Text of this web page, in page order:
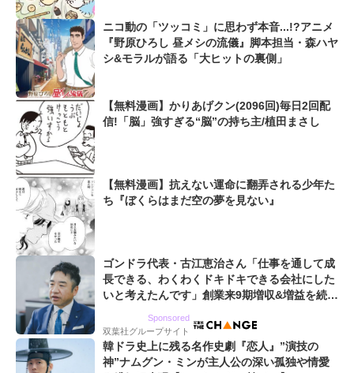
ニコ動の「ツッコミ」に思わず本音...!?アニメ
『野原ひろし 昼メシの流儀』脚本担当・森ハヤ
シ&モラルが語る「大ヒットの裏側」
【無料漫画】かりあげクン(2096回)毎日2回配
信!「脳」強すぎる“脳”の持ち主/植田まさし
【無料漫画】抗えない運命に翻弄される少年た
ち『ぼくらはまだ空の夢を見ない』
ゴンドラ代表・古江恵治さん「仕事を通して成
長できる、わくわくドキドキできる会社にした
いと考えたんです」創業来9期増収&増益を続け
Sponsored
双葉社グループサイト
韓ドラ史上に残る名作史劇『恋人』”演技の
神”ナムグン・ミンが主人公の深い孤独や情愛